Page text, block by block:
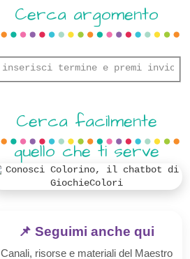
Cerca argomento
Cerca facilmente
quello che ti serve
📌 Seguimi anche qui
Canali, risorse e materiali del Maestro